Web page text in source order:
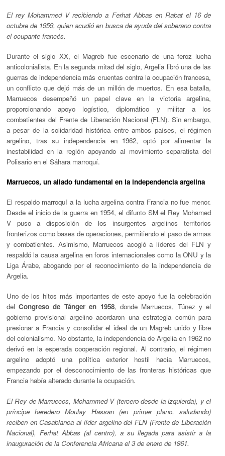
El rey Mohammed V recibiendo a Ferhat Abbas en Rabat el 16 de
octubre de 1959, quien acudió en busca de ayuda del soberano contra
el ocupante francés.
Durante el siglo XX, el Magreb fue escenario de una feroz lucha
anticolonialista. En la segunda mitad del siglo, Argelia libró una de las
guerras de independencia más cruentas contra la ocupación francesa,
un conflicto que dejó más de un millón de muertos. En esa batalla,
Marruecos desempeñó un papel clave en la victoria argelina,
proporcionando apoyo logístico, diplomático y militar a los
combatientes del Frente de Liberación Nacional (FLN). Sin embargo,
a pesar de la solidaridad histórica entre ambos países, el régimen
argelino, tras su independencia en 1962, optó por alimentar la
inestabilidad en la región apoyando al movimiento separatista del
Polisario en el Sáhara marroquí.
Marruecos, un aliado fundamental en la independencia argelina
El respaldo marroquí a la lucha argelina contra Francia no fue menor.
Desde el inicio de la guerra en 1954, el difunto SM el Rey Mohamed
V puso a disposición de los insurgentes argelinos territorios
fronterizos como bases de operaciones, permitiendo el paso de armas
y combatientes. Asimismo, Marruecos acogió a líderes del FLN y
respaldó la causa argelina en foros internacionales como la ONU y la
Liga Árabe, abogando por el reconocimiento de la independencia de
Argelia.
Uno de los hitos más importantes de este apoyo fue la celebración
delCongreso de Tánger en 1958, donde Marruecos, Túnez y el
gobierno provisional argelino acordaron una estrategia común para
presionar a Francia y consolidar el ideal de un Magreb unido y libre
del colonialismo. No obstante, la independencia de Argelia en 1962 no
derivó en la esperada cooperación regional. Al contrario, el régimen
argelino adoptó una política exterior hostil hacia Marruecos,
empezando por el desconocimiento de las fronteras históricas que
Francia había alterado durante la ocupación.
El Rey de Marruecos, Mohammed V (tercero desde la izquierda), y el
príncipe heredero Moulay Hassan (en primer plano, saludando)
reciben en Casablanca al líder argelino del FLN (Frente de Liberación
Nacional), Ferhat Abbas (al centro), a su llegada para asistir a la
inauguración de la Conferencia Africana el 3 de enero de 1961.